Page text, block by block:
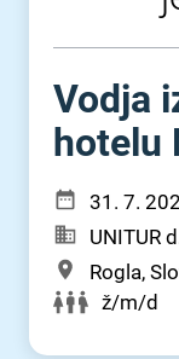
Vodja
hotelu
31. 7.
UNITUR
Rogla,
ž/m/d